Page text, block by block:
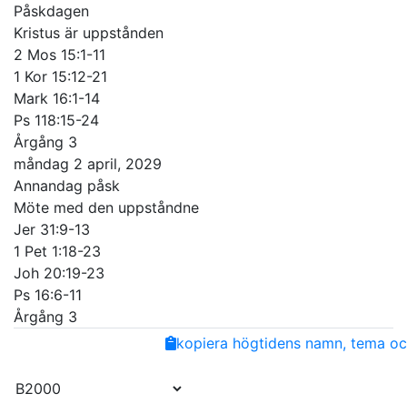
Påskdagen
Kristus är uppstånden
2 Mos 15:1-11
1 Kor 15:12-21
Mark 16:1-14
Ps 118:15-24
Årgång 3
måndag 2 april, 2029
Annandag påsk
Möte med den uppståndne
Jer 31:9-13
1 Pet 1:18-23
Joh 20:19-23
Ps 16:6-11
Årgång 3
EmailCopy
kopiera högtidens namn, tema